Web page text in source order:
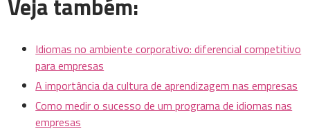
Veja também:
Idiomas no ambiente corporativo: diferencial competitivo
para empresas
A importância da cultura de aprendizagem nas empresas
Como medir o sucesso de um programa de idiomas nas
empresas